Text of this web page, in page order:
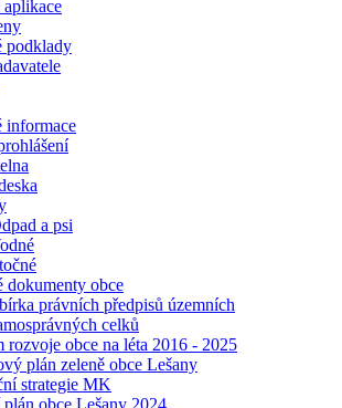
podklady
informace
a psi
dokumenty obce
právních předpisů územních
celků
rozvoje obce na léta 2016 - 2025
plán zeleně obce Lešany
strategie MK
obce Lešany 2024